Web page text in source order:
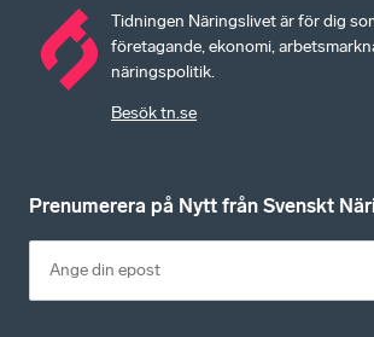
Tidningen Näringslivet är för dig
företagande, ekonomi,
näringspolitik.
Besök tn.se
Prenumerera på Nytt från Svenskt